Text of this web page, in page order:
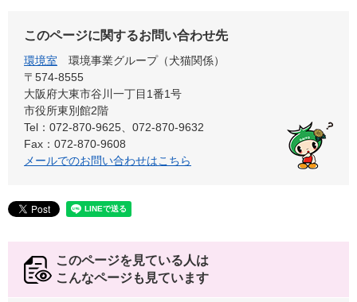
このページに関するお問い合わせ先
環境室
環境事業グループ（犬猫関係）
〒574-8555
大阪府大東市谷川一丁目1番1号
市役所東別館2階
Tel：072-870-9625、072-870-9632
Fax：072-870-9608
メールでのお問い合わせはこちら
このページを見ている人は
こんなページも見ています